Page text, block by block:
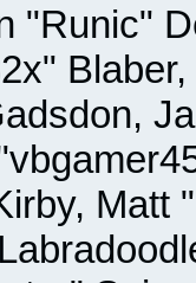
"Runic"
Matt